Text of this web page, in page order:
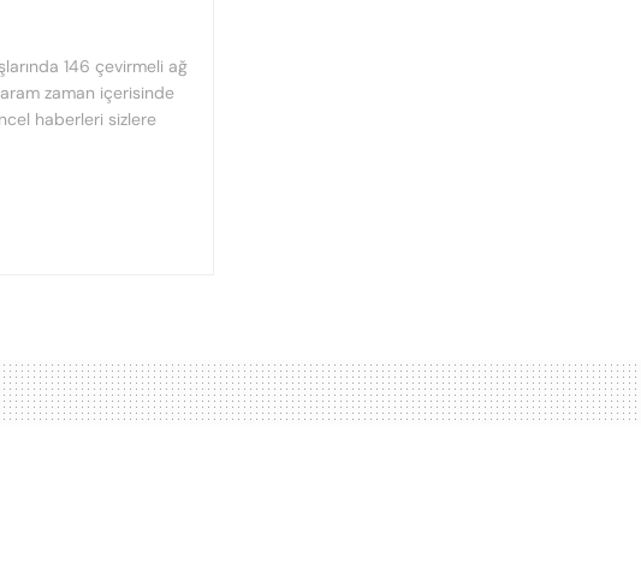
146 çevirmeli ağ
zaman içerisinde
haberleri sizlere